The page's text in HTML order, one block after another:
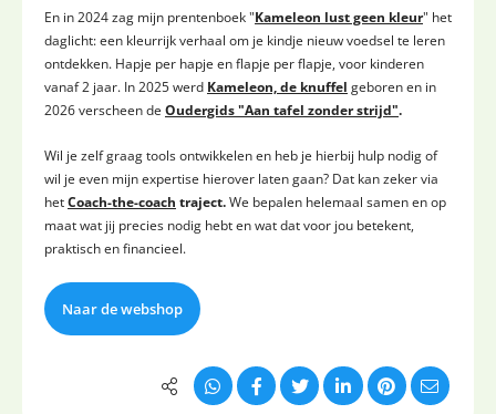
En in 2024 zag mijn prentenboek "Kameleon lust geen kleur" het
daglicht: een kleurrijk verhaal om je kindje nieuw voedsel te leren
ontdekken. Hapje per hapje en flapje per flapje, voor kinderen
vanaf 2 jaar. In 2025 werd Kameleon, de knuffel geboren en in
2026 verscheen de Oudergids "Aan tafel zonder strijd".
Wil je zelf graag tools ontwikkelen en heb je hierbij hulp nodig of
wil je even mijn expertise hierover laten gaan? Dat kan zeker via
hetCoach-the-coach traject.We bepalen helemaal samen en op
maat wat jij precies nodig hebt en wat dat voor jou betekent,
praktisch en financieel.
Naar de webshop